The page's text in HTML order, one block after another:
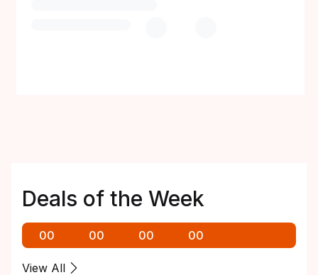
Deals of the Week
00 00 00 00
View All